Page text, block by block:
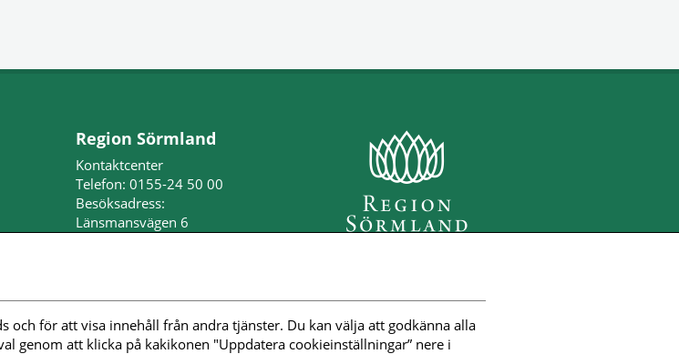
Region Sörmland
Kontaktcenter
Telefon: 0155-24 50 00
Besöksadress:
Länsmansvägen 6
Repslagaregatan 19
611 88 Nyköping
och för att visa innehåll från andra tjänster. Du kan välja att godkänna alla
genom att klicka på kakikonen "Uppdatera cookieinställningar” nere i